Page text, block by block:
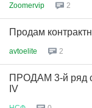
Zoomervip 2
Продам
avtoelite 2
ПРОДАМ 3-й ряд
IV